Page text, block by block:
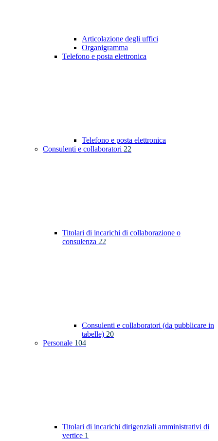
Articolazione degli uffici
Organigramma
Telefono e posta elettronica
Telefono e posta elettronica
Consulenti e collaboratori 22
Titolari di incarichi di collaborazione o
consulenza 22
Consulenti e collaboratori (da pubblicare in
tabelle) 20
Personale 104
Titolari di incarichi dirigenziali amministrativi di
vertice 1